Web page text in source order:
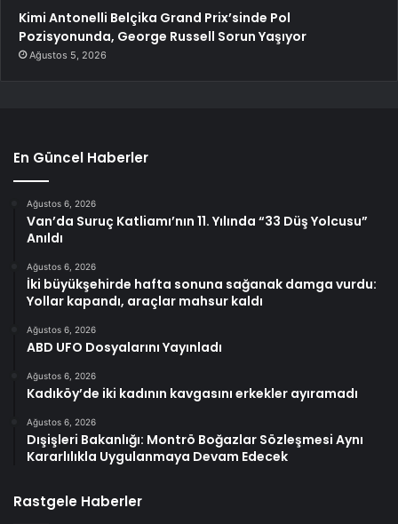
Kimi Antonelli Belçika Grand Prix’sinde Pol
Pozisyonunda, George Russell Sorun Yaşıyor
Ağustos 5, 2026
En Güncel Haberler
Ağustos 6, 2026
Van’da Suruç Katliamı’nın 11. Yılında “33 Düş Yolcusu”
Anıldı
Ağustos 6, 2026
İki büyükşehirde hafta sonuna sağanak damga vurdu:
Yollar kapandı, araçlar mahsur kaldı
Ağustos 6, 2026
ABD UFO Dosyalarını Yayınladı
Ağustos 6, 2026
Kadıköy’de iki kadının kavgasını erkekler ayıramadı
Ağustos 6, 2026
Dışişleri Bakanlığı: Montrö Boğazlar Sözleşmesi Aynı
Kararlılıkla Uygulanmaya Devam Edecek
Rastgele Haberler